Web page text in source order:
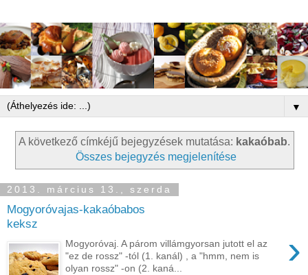
▼
A következő címkéjű bejegyzések mutatása: kakaóbab.
Összes bejegyzés megjelenítése
2013. március 13., szerda
Mogyoróvajas-kakaóbabos
keksz
›
Mogyoróvaj. A párom villámgyorsan jutott el az
"ez de rossz" -tól (1. kanál) , a "hmm, nem is
olyan rossz" -on (2. kaná...